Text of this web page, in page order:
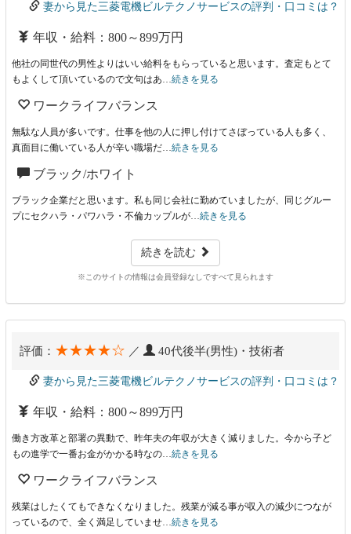
妻から見た三菱電機ビルテクノサービスの評判・口コミは？
年収・給料：800～899万円
他社の同世代の男性よりはいい給料をもらっていると思います。査定もとて
もよくして頂いているので文句はあ…続きを見る
ワークライフバランス
無駄な人員が多いです。仕事を他の人に押し付けてさぼっている人も多く、
真面目に働いている人が辛い職場だ…続きを見る
ブラック/ホワイト
ブラック企業だと思います。私も同じ会社に勤めていましたが、同じグルー
プにセクハラ・パワハラ・不倫カップルが…続きを見る
続きを読む
※このサイトの情報は会員登録なしですべて見られます
評価： ★★★★☆ ／ 40代後半(男性)・技術者
妻から見た三菱電機ビルテクノサービスの評判・口コミは？
年収・給料：800～899万円
働き方改革と部署の異動で、昨年夫の年収が大きく減りました。今から子ど
もの進学で一番お金がかかる時なの…続きを見る
ワークライフバランス
残業はしたくてもできなくなりました。残業が減る事が収入の減少につなが
っているので、全く満足していませ…続きを見る